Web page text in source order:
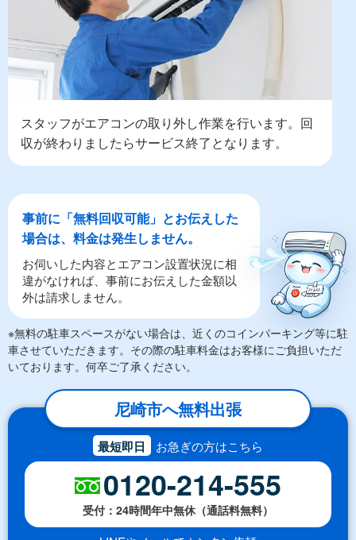
スタッフがエアコンの取り外し作業を行います。回
収が終わりましたらサービス終了となります。
事前に「無料回収可能」とお伝えした
場合は、料金は発生しません。
お伺いした内容とエアコン設置状況に相
違がなければ、事前にお伝えした金額以
外は請求しません。
※無料の駐車スペースがない場合は、近くのコインパーキング等に駐
車させていただきます。その際の駐車料金はお客様にご負担いただ
いております。何卒ご了承ください。
尼崎市へ無料出張
最短即日 お急ぎの方はこちら
0120-214-555
受付：24時間年中無休（通話料無料）